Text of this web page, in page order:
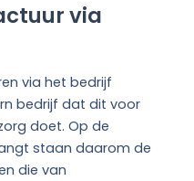
via
via het bedrijf
bedrijf dat dit voor
doet. Op de
staan daarom de
die van